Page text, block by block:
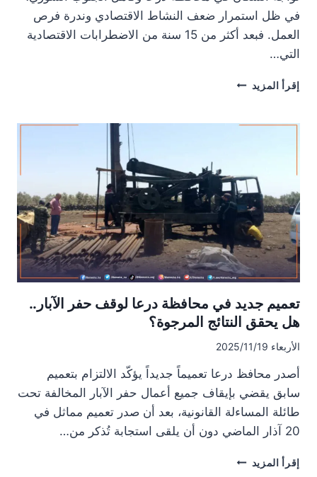
في ظل استمرار ضعف النشاط الاقتصادي وندرة فرص
العمل. فبعد أكثر من 15 سنة من الاضطرابات الاقتصادية
التي…
إقرأ المزيد البطالة
السوري:
وأرقام
مرتفعة
تعميم جديد في محافظة درعا لوقف حفر الآبار..
هل يحقق النتائج المرجوة؟
الأربعاء 2025/11/19
أصدر محافظ درعا تعميماً جديداً يؤكّد الالتزام بتعميم
سابق يقضي بإيقاف جميع أعمال حفر الآبار المخالفة تحت
طائلة المساءلة القانونية، بعد أن صدر تعميم مماثل في
20 آذار الماضي دون أن يلقى استجابة تُذكر من…
إقرأ المزيد تعميم